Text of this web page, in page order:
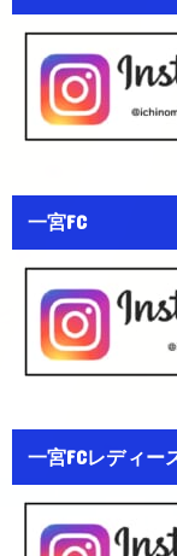
一宮FC
一宮FCレディー